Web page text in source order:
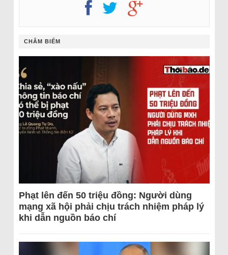
CHÂM BIẾM
Phạt lên đến 50 triệu đồng: Người dùng
mạng xã hội phải chịu trách nhiệm pháp lý
khi dẫn nguồn báo chí